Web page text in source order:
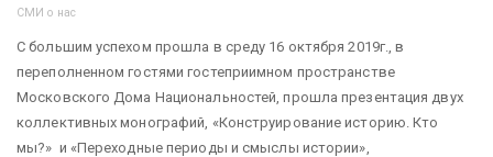
СМИ о нас
С большим успехом прошла в среду 16 октября 2019г., в
переполненном гостями гостеприимном пространстве
Московского Дома Национальностей, прошла презентация двух
коллективных монографий, «Конструирование историю. Кто
мы?» и «Переходные периоды и смыслы истории»,